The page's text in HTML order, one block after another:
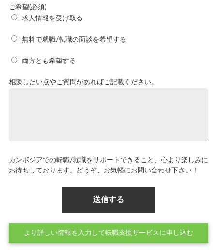
ご希望(必須)
求人情報を受け取る
無料で就職/転職の面談を希望する
両方とも希望する
相談したい点やご質問があればご記載ください。
カンボジアでの転職/就職をサポートできること、心より楽しみに
お待ちしております。どうぞ、お気軽にお問い合わせ下さい！
より詳しい情報を入力して転職支援サービスに申し込む